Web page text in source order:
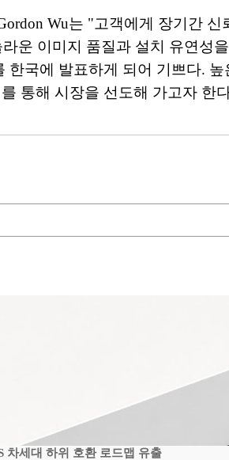
Wu는 "고객에게 장기간
운 이미지 품질과 설치 유연성
한국에 발표하게 되어 기쁘다.
통해 시장을 선도해 가고자 한
차세대 하위 호환 로드맵 유출